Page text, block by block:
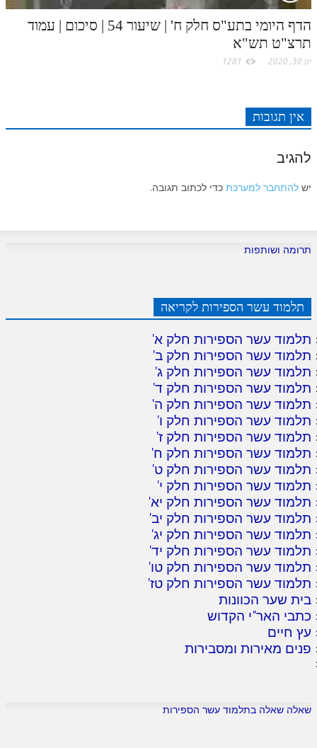
הדף היומי בתע"ס חלק ח' | שיעור 54 | סיכום | עמוד
תרצ"ט תש"א
יונ 30, 2020 1281
אין תגובות
להגיב
יש להתחבר למערכת כדי לכתוב תגובה.
תרומה ושותפות
תלמוד עשר הספירות לקריאה
תלמוד עשר הספירות חלק א'
תלמוד עשר הספירות חלק ב'
תלמוד עשר הספירות חלק ג'
תלמוד עשר הספירות חלק ד'
תלמוד עשר הספירות חלק ה'
תלמוד עשר הספירות חלק ו'
תלמוד עשר הספירות חלק ז'
תלמוד עשר הספירות חלק ח'
תלמוד עשר הספירות חלק ט'
תלמוד עשר הספירות חלק י'
תלמוד עשר הספירות חלק יא'
תלמוד עשר הספירות חלק יב'
תלמוד עשר הספירות חלק יג'
תלמוד עשר הספירות חלק יד'
תלמוד עשר הספירות חלק טו'
תלמוד עשר הספירות חלק טז'
בית שער הכוונות
כתבי האר"י הקדוש
עץ חיים
פנים מאירות ומסבירות
שאלה שאלה בתלמוד עשר הספירות